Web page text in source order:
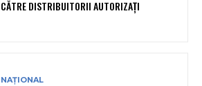
CĂTRE DISTRIBUITORII AUTORIZAȚI
NAȚIONAL